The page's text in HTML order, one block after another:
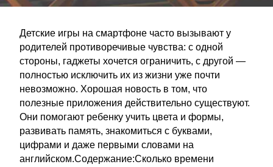
Детские игры на смартфоне часто вызывают у
родителей противоречивые чувства: с одной
стороны, гаджеты хочется ограничить, с другой —
полностью исключить их из жизни уже почти
невозможно. Хорошая новость в том, что
полезные приложения действительно существуют.
Они помогают ребенку учить цвета и формы,
развивать память, знакомиться с буквами,
цифрами и даже первыми словами на
английском.Содержание:Сколько времени
Правила»
Контакт»